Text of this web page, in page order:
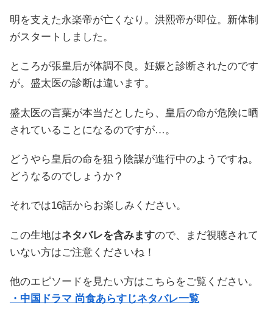
明を支えた永楽帝が亡くなり。洪熙帝が即位。新体制
がスタートしました。
ところが張皇后が体調不良。妊娠と診断されたのです
が。盛太医の診断は違います。
盛太医の言葉が本当だとしたら、皇后の命が危険に晒
されていることになるのですが…。
どうやら皇后の命を狙う陰謀が進行中のようですね。
どうなるのでしょうか？
それでは16話からお楽しみください。
この生地はネタバレを含みますので、まだ視聴されて
いない方はご注意くださいね！
他のエピソードを見たい方はこちらをご覧ください。
・中国ドラマ 尚食あらすじネタバレ一覧